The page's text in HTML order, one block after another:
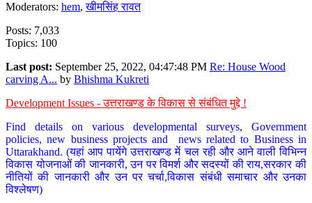
Moderators: hem,खीमसिंह रावत
Posts: 7,033
Topics: 100
Last post: September 25, 2022, 04:47:48 PM Re: House Wood
carving A... by Bhishma Kukreti
Development Issues - उत्तराखण्ड के विकास से संबंधित मुद्दे !
Find details on various developmental surveys, Government
policies, new business projects and news related to Business in
Uttarakhand. (यहां आप पायेंगे उत्तराखण्ड में चल रही और आने वाली विभिन्न
विकास योजनाओं की जानकारी, उन पर विमर्श और सदस्यों की राय,सरकार की
नीतियों की जानकारी और उन पर चर्चा,विकास संबंधी समाचार और उनका
विश्लेषण)